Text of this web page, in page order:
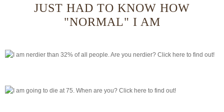
JUST HAD TO KNOW HOW
"NORMAL" I AM